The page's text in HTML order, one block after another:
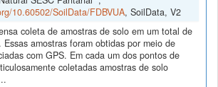
10.60502/SoilData/FDBVUA, SoilData, V2
coleta de amostras de solo em um total de
amostras foram obtidas por meio de
com GPS. Em cada um dos pontos de
coletadas amostras de solo